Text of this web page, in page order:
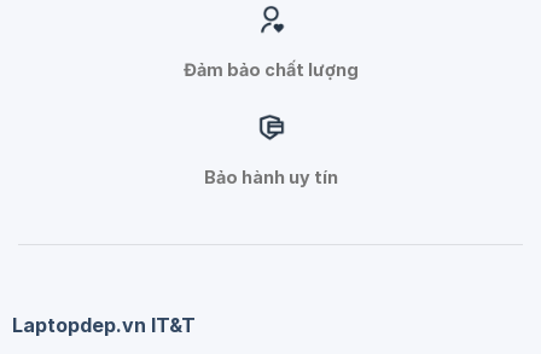
Đảm bảo chất lượng
Bảo hành uy tín
Laptopdep.vn IT&T